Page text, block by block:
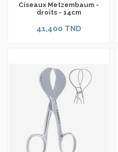
Ciseaux Metzembaum -
droits - 14cm
41,400 TND